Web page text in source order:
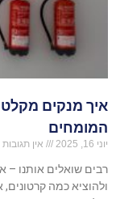
איך מנקים
המומחים
יוני 16, 2025 אין תגובות
רבים שואלים אותנו
ולהוציא כמה קרטונים,